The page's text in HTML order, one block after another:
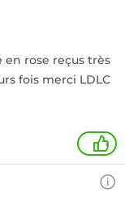
rose reçus très
fois merci LDLC
+